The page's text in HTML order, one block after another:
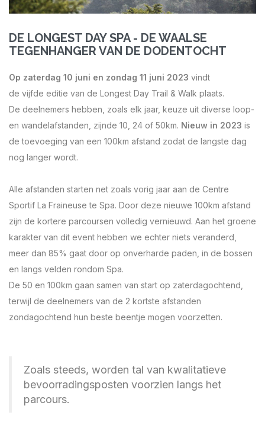
DE LONGEST DAY SPA - DE WAALSE
TEGENHANGER VAN DE DODENTOCHT
Op zaterdag 10 juni en zondag 11 juni 2023 vindt
de vijfde editie van de Longest Day Trail & Walk plaats.
De deelnemers hebben, zoals elk jaar, keuze uit diverse loop-
en wandelafstanden, zijnde 10, 24 of 50km. Nieuw in 2023 is
de toevoeging van een 100km afstand zodat de langste dag
nog langer wordt.
Alle afstanden starten net zoals vorig jaar aan de Centre
Sportif La Fraineuse te Spa. Door deze nieuwe 100km afstand
zijn de kortere parcoursen volledig vernieuwd. Aan het groene
karakter van dit event hebben we echter niets veranderd,
meer dan 85% gaat door op onverharde paden, in de bossen
en langs velden rondom Spa.
De 50 en 100km gaan samen van start op zaterdagochtend,
terwijl de deelnemers van de 2 kortste afstanden
zondagochtend hun beste beentje mogen voorzetten.
Zoals steeds, worden tal van kwalitatieve
bevoorradingsposten voorzien langs het
parcours.